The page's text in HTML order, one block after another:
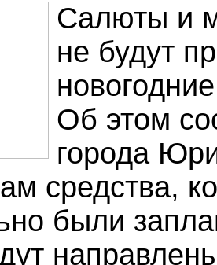
Салюты и
не будут
Об этом
города
средства,
были